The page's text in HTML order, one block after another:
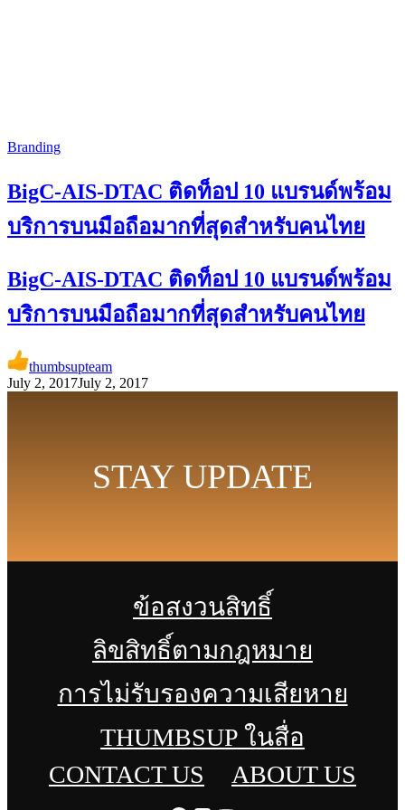
Branding
BigC-AIS-DTAC ติดท็อป 10 แบรนด์พร้อม
บริการบนมือถือมากที่สุดสำหรับคนไทย
BigC-AIS-DTAC ติดท็อป 10 แบรนด์พร้อม
บริการบนมือถือมากที่สุดสำหรับคนไทย
thumbsupteam
July 2, 2017July 2, 2017
STAY UPDATE
ข้อสงวนสิทธิ์
ลิขสิทธิ์ตามกฎหมาย
การไม่รับรองความเสียหาย
THUMBSUP ในสื่อ
CONTACT US
ABOUT US